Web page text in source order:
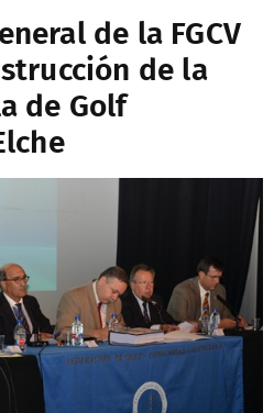
de la FGCV
de la
de Golf